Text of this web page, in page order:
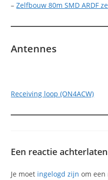
–Zelfbouw 80m SMD ARDF
Antennes
Receiving loop (ON4ACW)
Een reactie achterlaten
Je moet ingelogd zijn om een